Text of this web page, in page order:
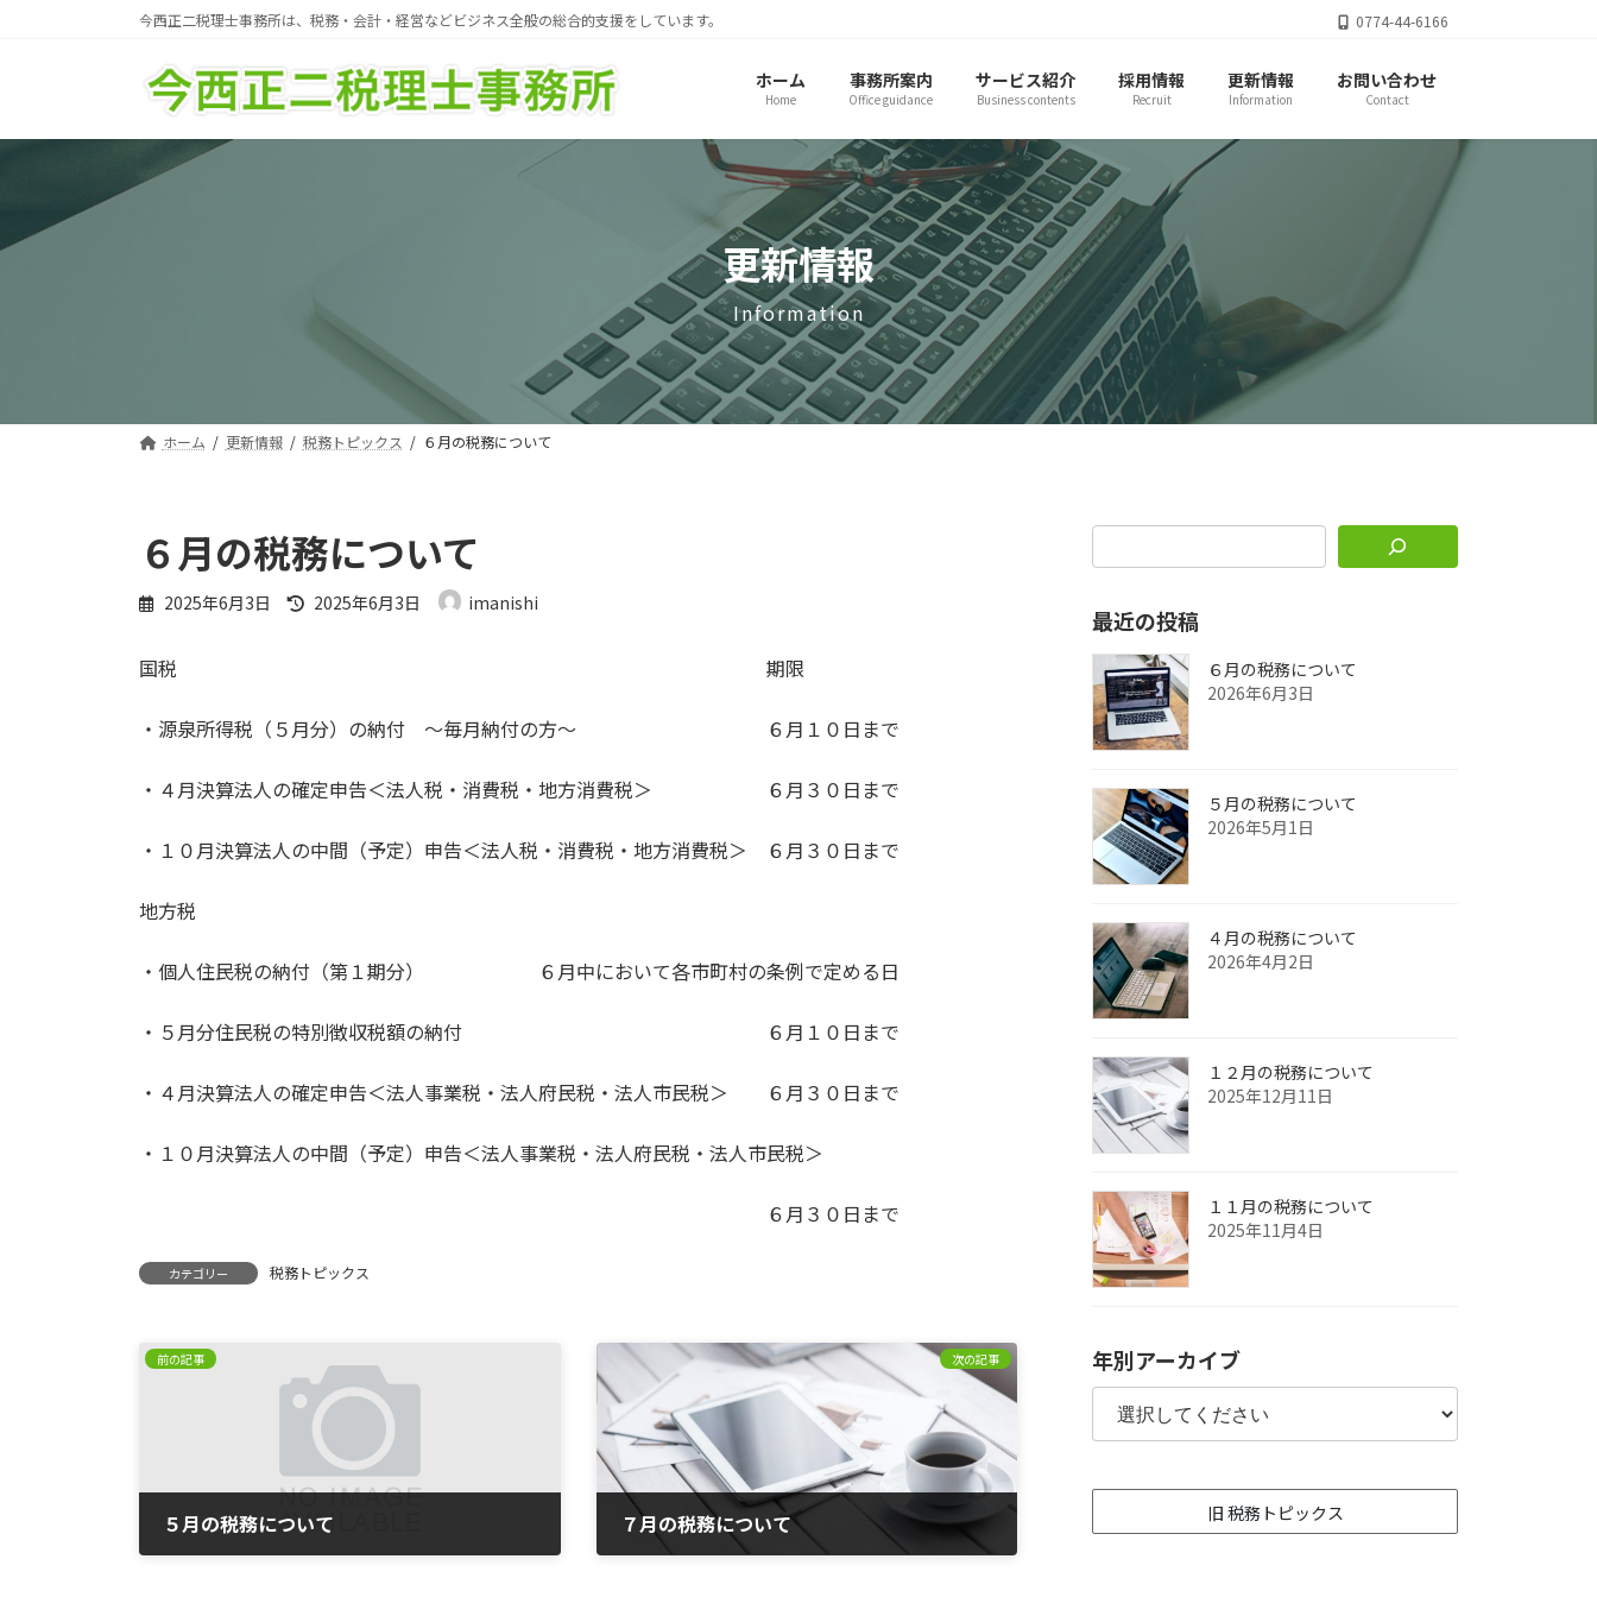
ッ
移
今西正二税理士事務所は、税務・会計・経営などビジネス全般の総合的支援をしています。 0774-44-6166
ホーム
Home
事務所案内
Office guidance
サービス紹介
Business contents
採用情報
Recruit
更新情報
Information
お問い合わせ
Contact
更新情報
Information
ホーム 更新情報 税務トピックス ６月の税務について
６月の税務について
2025年6月3日
最
時
:
2025年6月3日 imanishi
国税 期限
・源泉所得税（５月分）の納付 ～毎月納付の方～ ６月１０日まで
・４月決算法人の確定申告＜法人税・消費税・地方消費税＞ ６月３０日まで
・１０月決算法人の中間（予定）申告＜法人税・消費税・地方消費税＞ ６月３０日まで
地方税
・個人住民税の納付（第１期分） ６月中において各市町村の条例で定める日
・５月分住民税の特別徴収税額の納付 ６月１０日まで
・４月決算法人の確定申告＜法人事業税・法人府民税・法人市民税＞ ６月３０日まで
・１０月決算法人の中間（予定）申告＜法人事業税・法人府民税・法人市民税＞
６月３０日まで
カテゴリー 税務トピックス
前の記事
５月の税務について
次の記事
７月の税務について
最近の投稿
６月の税務について
2026年6月3日
５月の税務について
2026年5月1日
４月の税務について
2026年4月2日
１２月の税務について
2025年12月11日
１１月の税務について
2025年11月4日
年別アーカイブ
旧 税務トピックス